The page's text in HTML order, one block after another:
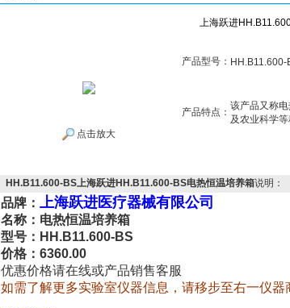
上海跃进
点击放大
产品型号： HH.B11.600-
产品特点：
该产品又称
及农业科学
HH.B11.600-BS上海跃进HH.B11.600-BS电热恒温培养箱说明：
品牌： 上海跃进医疗器械有限公司
名称：电热恒温培养箱
型号：HH.B11.600-BS
价格：6360.00
优惠价格请在线或产品销售客服
如需了解更多实验室仪器信息，请移步至右一仪器